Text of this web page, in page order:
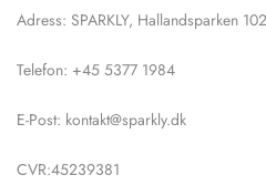
Adress: SPARKLY, Hallandsparken
Telefon: +45 5377 1984
E-Post: kontakt@sparkly.dk
CVR:45239381